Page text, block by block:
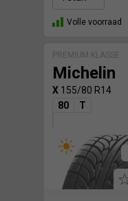
Volle voorraad
PREMIUM KLASSE
Michelin
X 155/80 R14
80
T